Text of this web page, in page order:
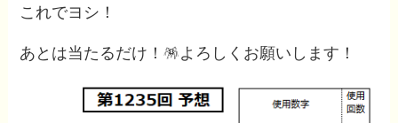
これでヨシ！
あとは当たるだけ！🪅よろしくお願いします！